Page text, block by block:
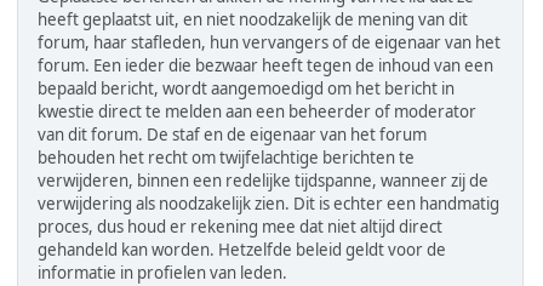
heeft geplaatst uit, en niet noodzakelijk de mening van dit
forum, haar stafleden, hun vervangers of de eigenaar van het
forum. Een ieder die bezwaar heeft tegen de inhoud van een
bepaald bericht, wordt aangemoedigd om het bericht in
kwestie direct te melden aan een beheerder of moderator
van dit forum. De staf en de eigenaar van het forum
behouden het recht om twijfelachtige berichten te
verwijderen, binnen een redelijke tijdspanne, wanneer zij de
verwijdering als noodzakelijk zien. Dit is echter een handmatig
proces, dus houd er rekening mee dat niet altijd direct
gehandeld kan worden. Hetzelfde beleid geldt voor de
informatie in profielen van leden.